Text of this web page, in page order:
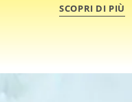
SCOPRI DI PIÙ